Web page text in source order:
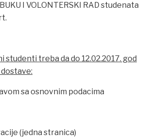
I VOLONTERSKI RAD studenata
studenti treba da do 12.02.2017. god
sa osnovnim podacima
(jedna stranica)